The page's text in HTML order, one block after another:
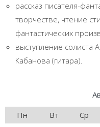
рассказ писателя-
творчестве, чтение
фантастических
выступление солиста
Кабанова (гитара).
Пн
Вт Ср